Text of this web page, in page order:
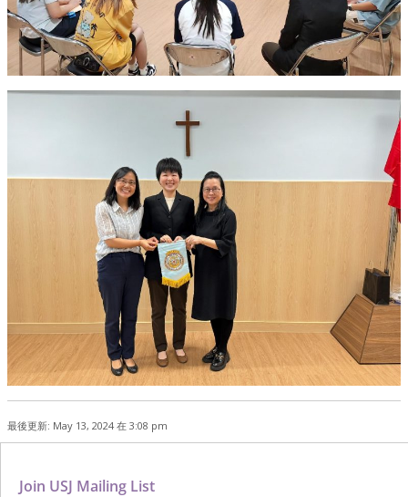
最後更新: May 13, 2024 在 3:08 pm
Join USJ Mailing List